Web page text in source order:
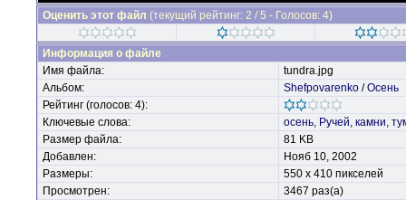
Оценить этот файл (текущий рейтинг: 2 / 5 - Голосов: 4)
Информация о файле
Имя файла:
tundra.jpg
Альбом:
Shefpovarenko /Осень
Рейтинг (голосов: 4):
Ключевые слова:
осень, Ручей, камни,
Размер файла:
81 KB
Добавлен:
Нояб 10, 2002
Размеры:
550 x 410 пикселей
Просмотрен:
3467 раз(а)